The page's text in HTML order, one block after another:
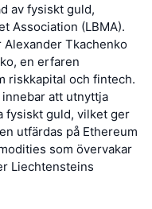
av fysiskt guld,
Association (LBMA).
Alexander Tkachenko
en erfaren
riskkapital och fintech.
innebar att utnyttja
fysiskt guld, vilket ger
utfärdas på Ethereum
som övervakar
Liechtensteins